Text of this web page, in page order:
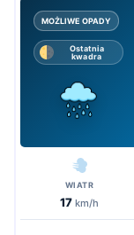
MOŻLIWE OPADY
Ostatnia
kwadra
WIATR
17 km/h